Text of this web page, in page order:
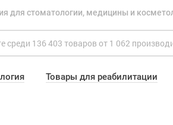
для стоматологии, медицины и
Товары для реабилитации